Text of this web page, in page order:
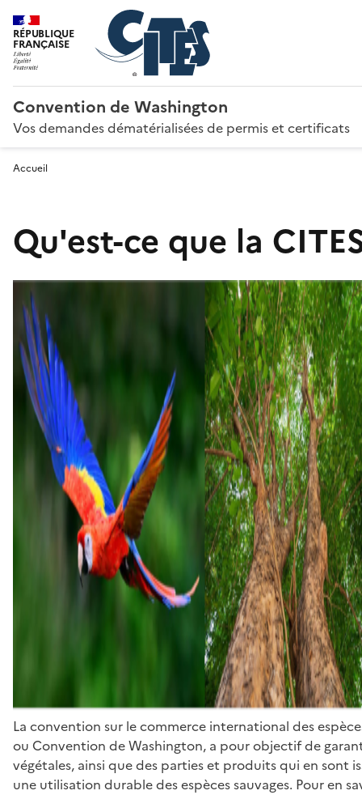
RÉPUBLIQUE
FRANÇAISE
Convention de Washington
Vos demandes dématérialisées de permis et certificats
Accueil
Qu'est-ce que la
La convention sur le commerce international des
ou Convention de Washington, a pour objectif de
végétales, ainsi que des parties et produits qui en sont
une utilisation durable des espèces sauvages. Pour en